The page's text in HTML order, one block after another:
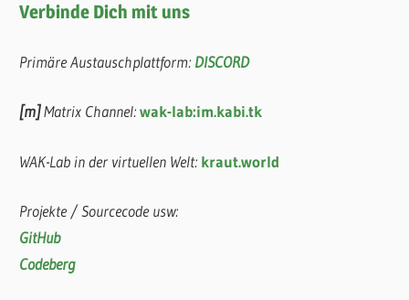
Verbinde Dich mit uns
Primäre Austauschplattform: DISCORD
[m]Matrix Channel:wak-lab:im.kabi.tk
WAK-Lab in der virtuellen Welt: kraut.world
Projekte / Sourcecode usw:
GitHub
Codeberg